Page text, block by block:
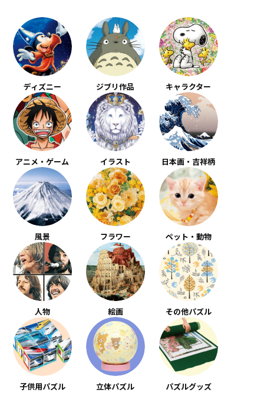
ディズニー ジブリ作品 キャラクター
アニメ・ゲーム イラスト 日本画・吉祥柄
風景 フラワー ペット・動物
人物 絵画 その他パズル
子供用パズル 立体パズル パズルグッズ